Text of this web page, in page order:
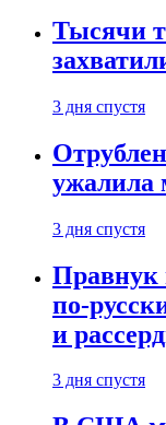
Тысячи
3 дня спустя
ужалила
3 дня спустя
Правнук
по-
и
3 дня спустя